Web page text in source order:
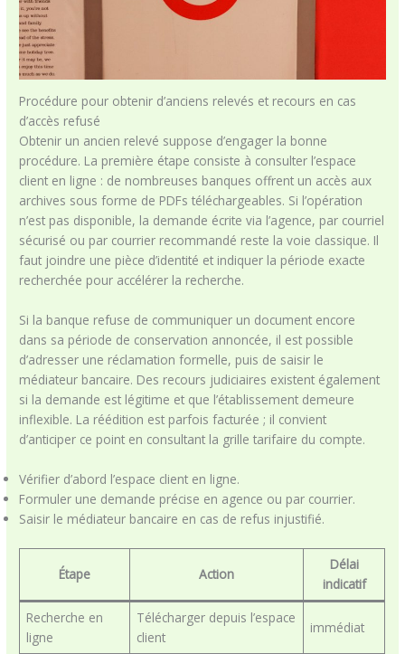
Procédure pour obtenir d’anciens relevés et recours en cas
d’accès refusé
Obtenir un ancien relevé suppose d’engager la bonne
procédure. La première étape consiste à consulter l’espace
client en ligne : de nombreuses banques offrent un accès aux
archives sous forme de PDFs téléchargeables. Si l’opération
n’est pas disponible, la demande écrite via l’agence, par courriel
sécurisé ou par courrier recommandé reste la voie classique. Il
faut joindre une pièce d’identité et indiquer la période exacte
recherchée pour accélérer la recherche.
Si la banque refuse de communiquer un document encore
dans sa période de conservation annoncée, il est possible
d’adresser une réclamation formelle, puis de saisir le
médiateur bancaire. Des recours judiciaires existent également
si la demande est légitime et que l’établissement demeure
inflexible. La réédition est parfois facturée ; il convient
d’anticiper ce point en consultant la grille tarifaire du compte.
Vérifier d’abord l’espace client en ligne.
Formuler une demande précise en agence ou par courrier.
Saisir le médiateur bancaire en cas de refus injustifié.
Étape Action
Délai
indicatif
Recherche en
ligne
Télécharger depuis l’espace
client
immédiat